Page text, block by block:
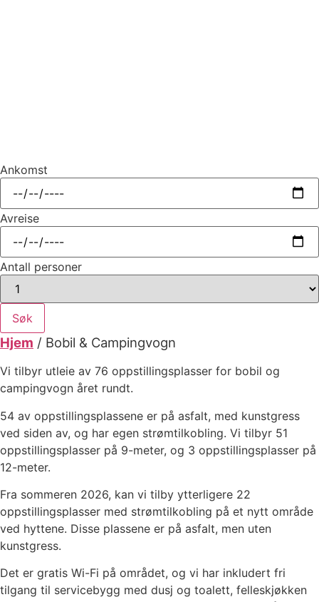
Ankomst
Avreise
Antall personer
Søk
Hjem / Bobil & Campingvogn
Vi tilbyr utleie av 76 oppstillingsplasser for bobil og
campingvogn året rundt.
54 av oppstillingsplassene er på asfalt, med kunstgress
ved siden av, og har egen strømtilkobling. Vi tilbyr 51
oppstillingsplasser på 9-meter, og 3 oppstillingsplasser på
12-meter.
Fra sommeren 2026, kan vi tilby ytterligere 22
oppstillingsplasser med strømtilkobling på et nytt område
ved hyttene. Disse plassene er på asfalt, men uten
kunstgress.
Det er gratis Wi-Fi på området, og vi har inkludert fri
tilgang til servicebygg med dusj og toalett, felleskjøkken